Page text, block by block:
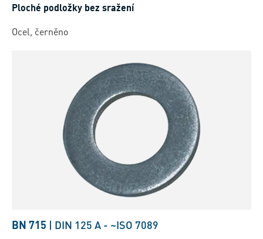
Ploché podložky bez sražení
Ocel, černěno
BN 715 | DIN 125 A - ~ISO 7089